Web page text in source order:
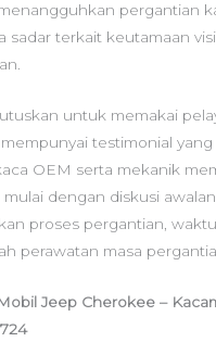
pergantian
sadar terkait keutamaan
untuk memakai
testimonial
OEM serta mekanik
mulai dengan diskusi
proses pergantian,
perawatan masa
Jeep Cherokee –